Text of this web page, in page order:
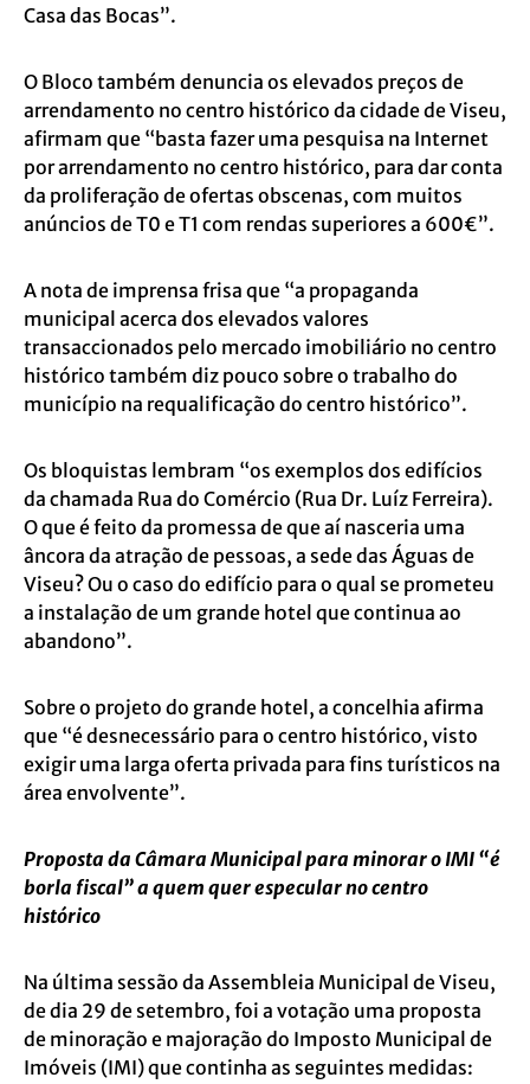
Casa das Bocas”.
O Bloco também denuncia os elevados preços de
arrendamento no centro histórico da cidade de Viseu,
afirmam que “basta fazer uma pesquisa na Internet
por arrendamento no centro histórico, para dar conta
da proliferação de ofertas obscenas, com muitos
anúncios de T0 e T1 com rendas superiores a 600€”.
A nota de imprensa frisa que “a propaganda
municipal acerca dos elevados valores
transaccionados pelo mercado imobiliário no centro
histórico também diz pouco sobre o trabalho do
município na requalificação do centro histórico”.
Os bloquistas lembram “os exemplos dos edifícios
da chamada Rua do Comércio (Rua Dr. Luíz Ferreira).
O que é feito da promessa de que aí nasceria uma
âncora da atração de pessoas, a sede das Águas de
Viseu? Ou o caso do edifício para o qual se prometeu
a instalação de um grande hotel que continua ao
abandono”.
Sobre o projeto do grande hotel, a concelhia afirma
que “é desnecessário para o centro histórico, visto
exigir uma larga oferta privada para fins turísticos na
área envolvente”.
Proposta da Câmara Municipal para minorar o IMI “é
borla fiscal” a quem quer especular no centro
histórico
Na última sessão da Assembleia Municipal de Viseu,
de dia 29 de setembro, foi a votação uma proposta
de minoração e majoração do Imposto Municipal de
Imóveis (IMI) que continha as seguintes medidas: